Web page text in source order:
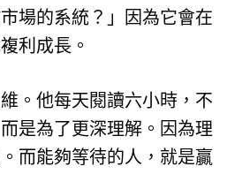
場的系統？」因為它會在
利成長。
。他每天閱讀六小時，不
是為了更深理解。因為理
而能夠等待的人，就是贏